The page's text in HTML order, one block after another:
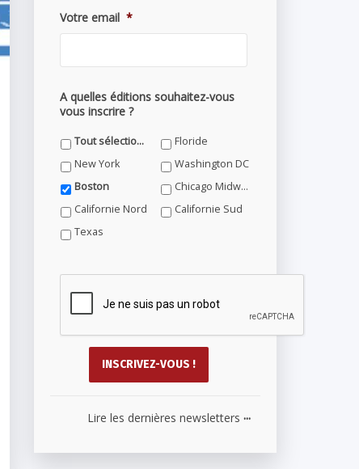
Votre email *
A quelles éditions souhaitez-vous
vous inscrire ?
Tout sélectionner
Floride
New York
Washington DC
Boston
Chicago Midwest
Californie Nord
Californie Sud
Texas
Lire les dernières newsletters ...